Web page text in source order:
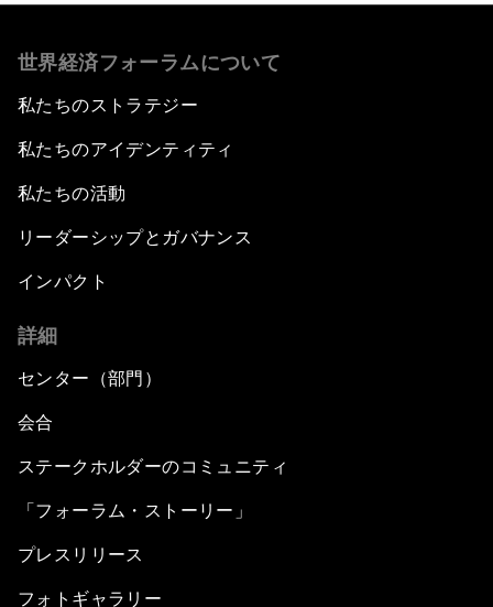
世界経済フォーラムについて
私たちのストラテジー
私たちのアイデンティティ
私たちの活動
リーダーシップとガバナンス
インパクト
詳細
センター（部門）
会合
ステークホルダーのコミュニティ
「フォーラム・ストーリー」
プレスリリース
フォトギャラリー